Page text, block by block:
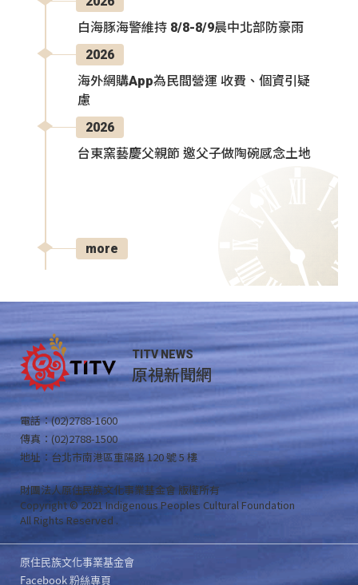
白海豚海警維持 8/8-8/9晨中北部防豪雨
2026
海外網購App為民間營運 收費、個資引疑
慮
2026
台東窯藝慶父親節 邀父子做陶碗感念土地
more
TITV NEWS
原視新聞網
電話：(02)2788-1600
傳真：(02)2788-1500
地址：台北市南港區重陽路 120 號 5 樓
財團法人原住民族文化事業基金會 版權所有
Copyright © 2021 Indigenous Peoples Cultural Foundation
All Rights Reserved .
原住民族文化事業基金會
Facebook 粉絲專頁